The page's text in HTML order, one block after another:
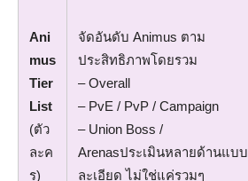
Ani
mus
Tier
List
(ตัว
ละค
ร)
จัดอันดับ Animus ตาม
ประสิทธิภาพโดยรวม
– Overall
– PvE / PvP / Campaign
– Union Boss /
Arenasประเมินหลายด้านแบบ
ละเอียด ไม่ใช่แค่รวมๆ